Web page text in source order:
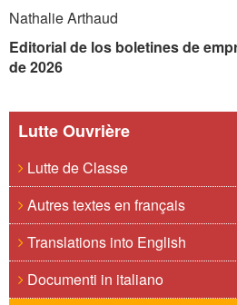
Nathalie Arthaud
Editorial de los boletines de
de 2026
Lutte Ouvrière
Lutte de Classe
Autres textes en français
Translations into English
Documenti in italiano